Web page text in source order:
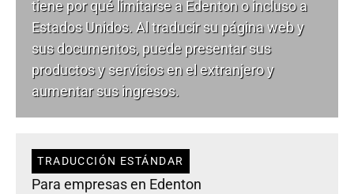
tiene por qué limitarse a Edenton o incluso a
Estados Unidos. Al traducir su página web y
sus documentos, puede presentar sus
productos y servicios en el extranjero y
aumentar sus ingresos.
TRADUCCIÓN ESTÁNDAR
Para empresas en Edenton